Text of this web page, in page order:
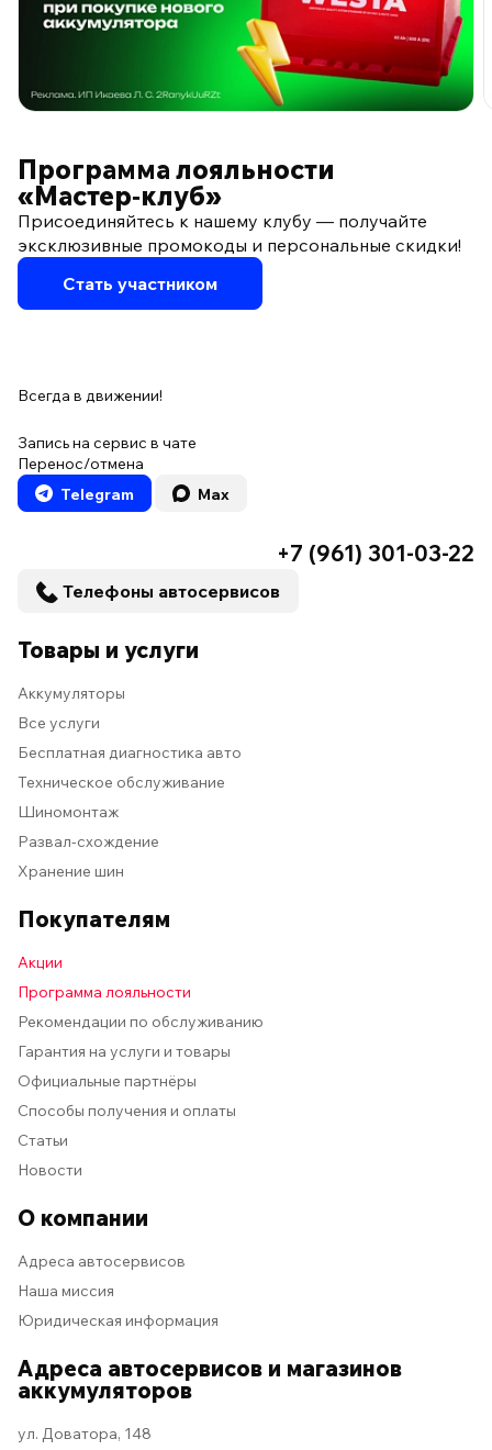
Программа лояльности
«Мастер‑клуб»
Присоединяйтесь к нашему клубу — получайте
эксклюзивные промокоды и персональные скидки!
Стать участником
Всегда в движении!
Запись на сервис в чате
Перенос/отмена
Telegram
Max
+7 (961) 301-03-22
Телефоны автосервисов
Товары и услуги
Аккумуляторы
Все услуги
Бесплатная диагностика авто
Техническое обслуживание
Шиномонтаж
Развал-схождение
Хранение шин
Покупателям
Акции
Программа лояльности
Рекомендации по обслуживанию
Гарантия на услуги и товары
Официальные партнёры
Способы получения и оплаты
Статьи
Новости
О компании
Адреса автосервисов
Наша миссия
Юридическая информация
Адреса автосервисов и магазинов
аккумуляторов
ул. Доватора, 148